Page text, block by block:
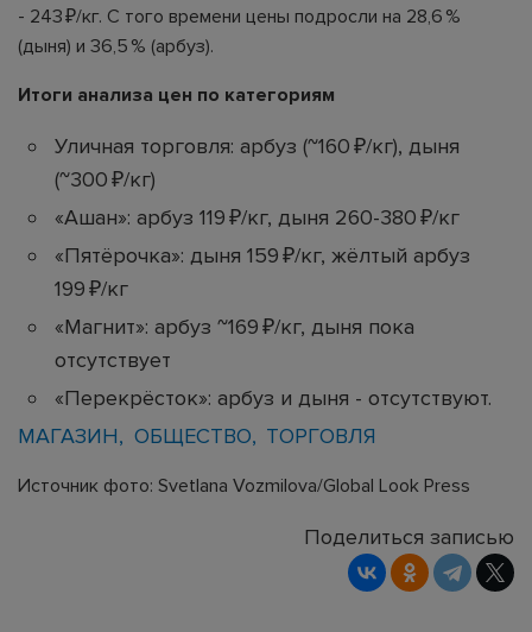
- 243 ₽/кг. С того времени цены подросли на 28,6 %
(дыня) и 36,5 % (арбуз).
Итоги анализа цен по категориям
Уличная торговля: арбуз (~160 ₽/кг), дыня
(~300 ₽/кг)
«Ашан»: арбуз 119 ₽/кг, дыня 260-380 ₽/кг
«Пятёрочка»: дыня 159 ₽/кг, жёлтый арбуз
199 ₽/кг
«Магнит»: арбуз ~169 ₽/кг, дыня пока
отсутствует
«Перекрёсток»: арбуз и дыня - отсутствуют.
МАГАЗИН
ОБЩЕСТВО ТОРГОВЛЯ
Источник фото: Svetlana Vozmilova/Global Look Press
Поделиться записью